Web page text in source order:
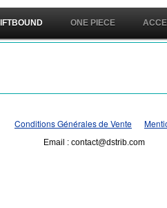
ONE PIECE
Conditions Générales de Vente
Email : contact@dstrib.com